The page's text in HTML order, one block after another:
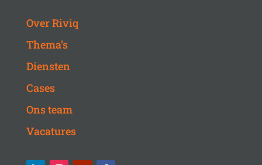
Over Riviq
Thema’s
Diensten
Cases
Ons team
Vacatures